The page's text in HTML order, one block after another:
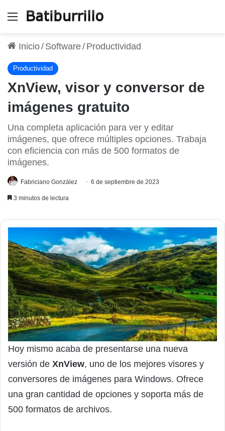
Menú
Inicio/ Software/ Productividad
Productividad
XnView, visor y conversor de
imágenes gratuito
Una completa aplicación para ver y editar
imágenes, que ofrece múltiples opciones. Trabaja
con eficiencia con más de 500 formatos de
imágenes.
Fabriciano González 6 de septiembre de 2023
3 minutos de lectura
Hoy mismo acaba de presentarse una nueva
versión de XnView, uno de los mejores visores y
conversores de imágenes para Windows. Ofrece
una gran cantidad de opciones y soporta más de
500 formatos de archivos.